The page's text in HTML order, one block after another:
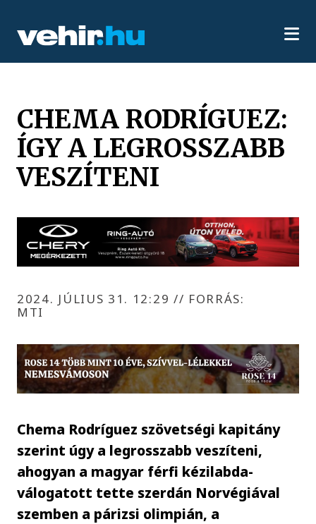
CHEMA RODRÍGUEZ:
ÍGY A LEGROSSZABB
VESZÍTENI
2024. JÚLIUS 31. 12:29 // FORRÁS:
MTI
Chema Rodríguez szövetségi kapitány
szerint úgy a legrosszabb veszíteni,
ahogyan a magyar férfi kézilabda-
válogatott tette szerdán Norvégiával
szemben a párizsi olimpián, a